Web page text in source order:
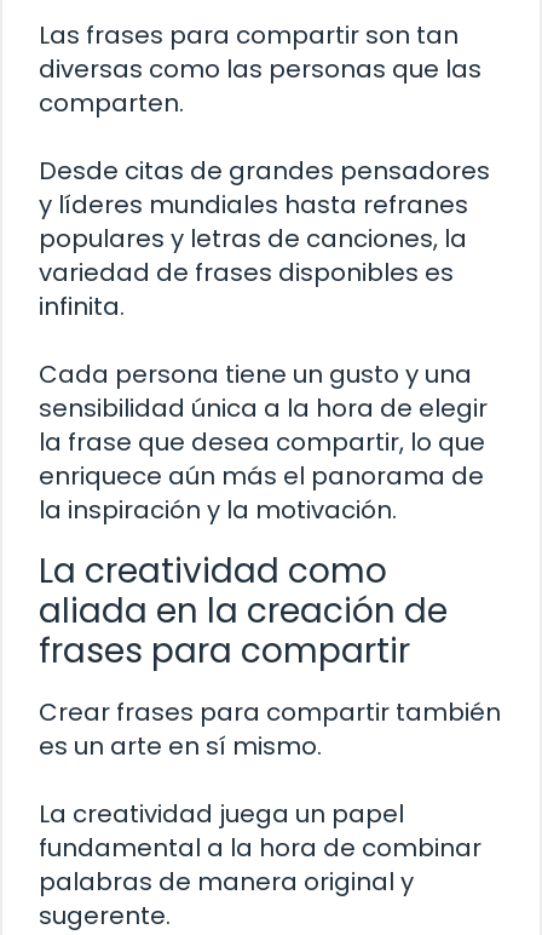
Las frases para compartir son tan
diversas como las personas que las
comparten.
Desde citas de grandes pensadores
y líderes mundiales hasta refranes
populares y letras de canciones, la
variedad de frases disponibles es
infinita.
Cada persona tiene un gusto y una
sensibilidad única a la hora de elegir
la frase que desea compartir, lo que
enriquece aún más el panorama de
la inspiración y la motivación.
La creatividad como
aliada en la creación de
frases para compartir
Crear frases para compartir también
es un arte en sí mismo.
La creatividad juega un papel
fundamental a la hora de combinar
palabras de manera original y
sugerente.